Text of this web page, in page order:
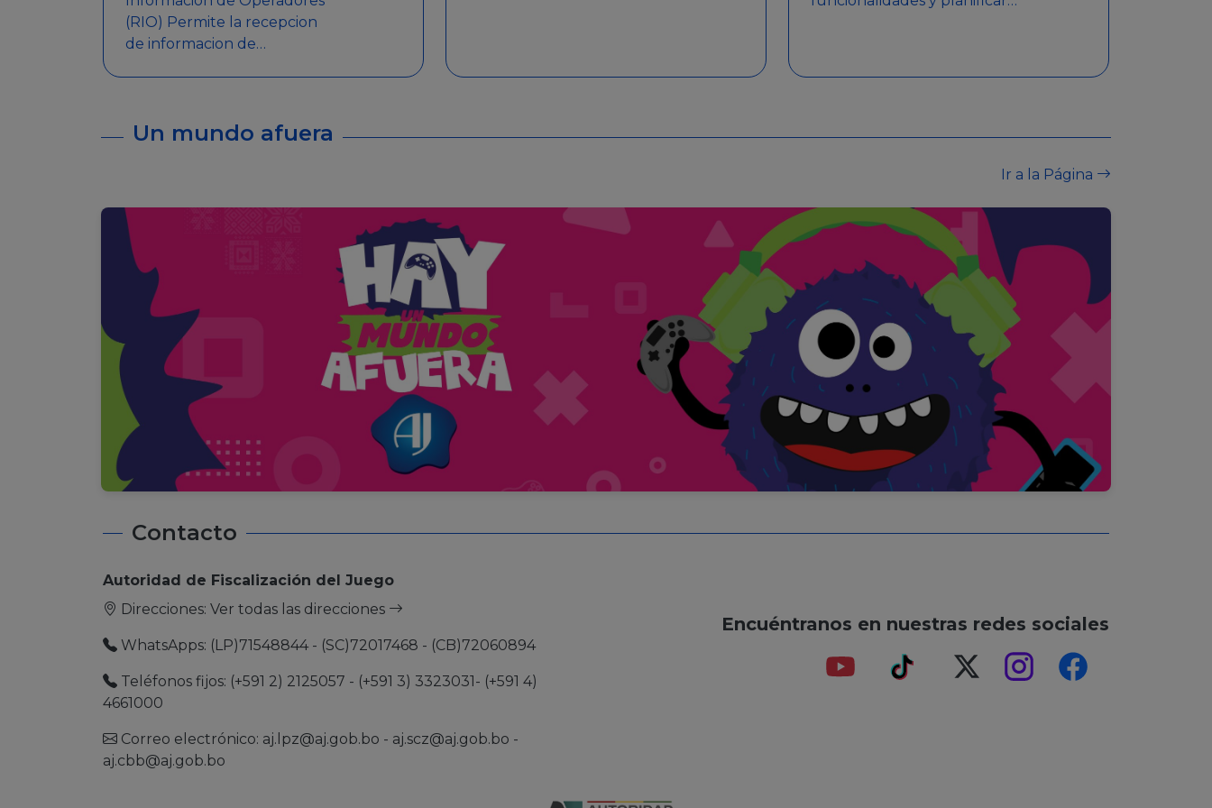
(RIO) Permite la recepcion
de informacion de
significativos, entre otros.
Un mundo afuera
Ir a la Página
Contacto
Autoridad de Fiscalización del Juego
Direcciones: Ver todas las direcciones
WhatsApps: (LP)71548844 - (SC)72017468 - (CB)72060894
Teléfonos fijos: (+591 2) 2125057 - (+591 3) 3323031- (+591 4)
4661000
Correo electrónico: aj.lpz@aj.gob.bo - aj.scz@aj.gob.bo -
aj.cbb@aj.gob.bo
Encuéntranos en nuestras redes sociales